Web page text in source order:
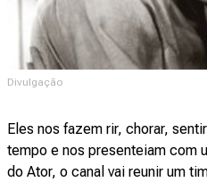
Divulgação
Eles nos fazem rir, chorar,
tempo e nos presenteiam com
do Ator, o canal vai reunir um